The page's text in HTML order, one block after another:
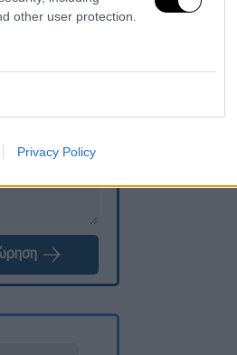
other user protection.
Privacy Policy
θα